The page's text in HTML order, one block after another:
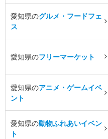
愛知県のグルメ・フードフェ
ス
愛知県のフリーマーケット
愛知県のアニメ・ゲームイベ
ント
愛知県の動物ふれあいイベン
ト